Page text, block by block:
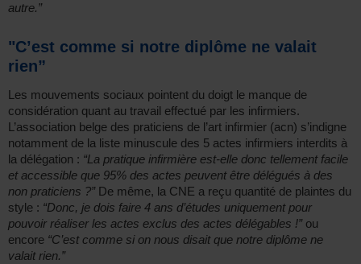
autre.”
"C’est comme si notre diplôme ne valait
rien”
Les mouvements sociaux pointent du doigt le manque de
considération quant au travail effectué par les infirmiers.
L’association belge des praticiens de l’art infirmier (acn) s’indigne
notamment de la liste minuscule des 5 actes infirmiers interdits à
la délégation : “La pratique infirmière est-elle donc tellement facile
et accessible que 95% des actes peuvent être délégués à des
non praticiens ?”De même, la CNE a reçu quantité de plaintes du
style : “Donc, je dois faire 4 ans d’études uniquement pour
pouvoir réaliser les actes exclus des actes délégables !”ou
encore “C’est comme si on nous disait que notre diplôme ne
valait rien.”